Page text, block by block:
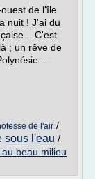
de l'île
nuit ! J'ai du
C'est
; un rêve de
de l'air /
sous l'eau /
beau milieu